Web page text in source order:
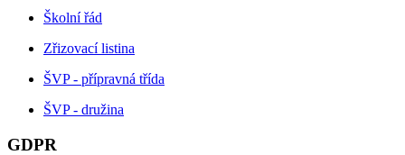
Školní řád
Zřizovací listina
ŠVP - přípravná třída
ŠVP - družina
GDPR